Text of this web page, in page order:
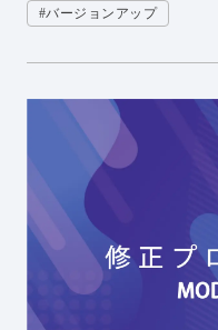
#バージョンアップ